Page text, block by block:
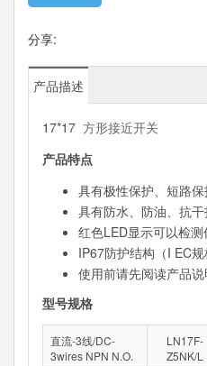
分享:
产品描述
17*17 方形接近开关
产品特点
具有极性保护、短路
具有防水、防油、抗
红色LED显示可以检
IP67防护结构（I EC规
使用前请先阅读产品说
型号规格
直流-3线/DC-
3wires NPN N.O.
LN17F-
Z5NK/L